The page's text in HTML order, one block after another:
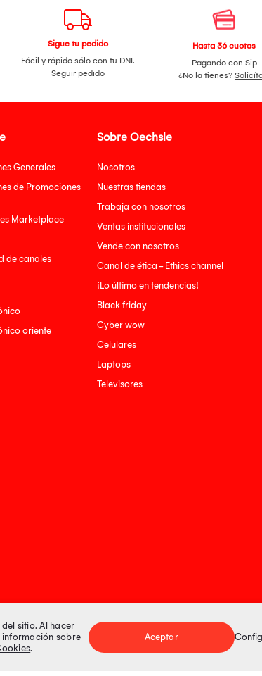
Sigue tu pedido
Fácil y rápido sólo con tu DNI.
Seguir pedido
Hasta 36 cuotas
Pagando con Sip
¿No la tienes?
Generales
de Promociones
Marketplace
de canales
oriente
Sobre Oechsle
Nosotros
Nuestras tiendas
Trabaja con nosotros
Ventas institucionales
Vende con nosotros
Canal de ética - Ethics channel
¡Lo último en tendencias!
Black friday
Cyber wow
Celulares
Laptops
Televisores
sitio. Al hacer
información sobre
.
Aceptar